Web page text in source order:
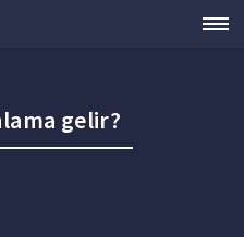
gelir?